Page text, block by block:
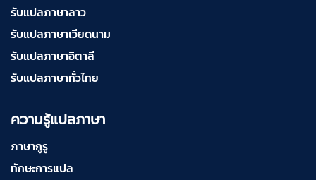
รับแปลภาษาลาว
รับแปลภาษาเวียดนาม
รับแปลภาษาอิตาลี
รับแปลภาษาทั่วไทย
ความรู้แปลภาษา
ภาษากูรู
ทักษะการแปล